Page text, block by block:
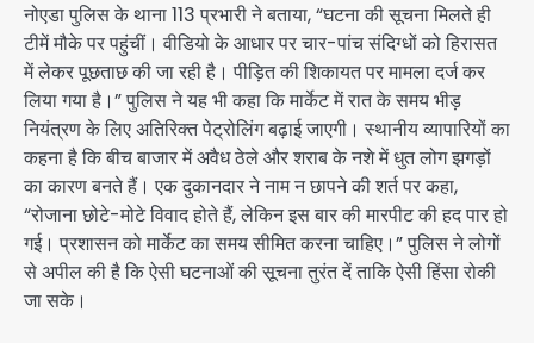
नोएडा पुलिस के थाना 113 प्रभारी ने बताया, “घटना की सूचना मिलते ही
टीमें मौके पर पहुंचीं। वीडियो के आधार पर चार-पांच संदिग्धों को हिरासत
में लेकर पूछताछ की जा रही है। पीड़ित की शिकायत पर मामला दर्ज कर
लिया गया है।” पुलिस ने यह भी कहा कि मार्केट में रात के समय भीड़
नियंत्रण के लिए अतिरिक्त पेट्रोलिंग बढ़ाई जाएगी। स्थानीय व्यापारियों का
कहना है कि बीच बाजार में अवैध ठेले और शराब के नशे में धुत लोग झगड़ों
का कारण बनते हैं। एक दुकानदार ने नाम न छापने की शर्त पर कहा,
“रोजाना छोटे-मोटे विवाद होते हैं, लेकिन इस बार की मारपीट की हद पार हो
गई। प्रशासन को मार्केट का समय सीमित करना चाहिए।” पुलिस ने लोगों
से अपील की है कि ऐसी घटनाओं की सूचना तुरंत दें ताकि ऐसी हिंसा रोकी
जा सके।